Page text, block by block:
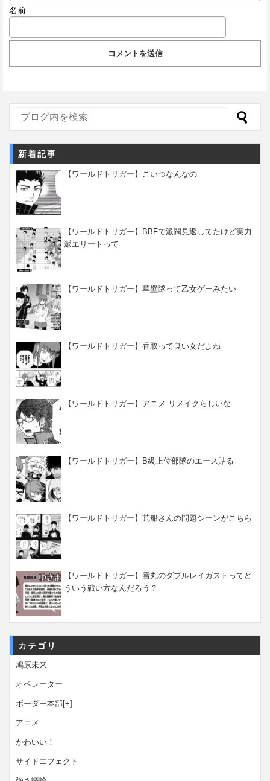
名前
新着記事
【ワールドトリガー】こいつなんなの
【ワールドトリガー】BBFで派閥見返してたけど実力
派エリートって
【ワールドトリガー】草壁隊って乙女ゲーみたい
【ワールドトリガー】香取って良い女だよね
【ワールドトリガー】アニメ リメイクらしいな
【ワールドトリガー】B級上位部隊のエース貼る
【ワールドトリガー】荒船さんの問題シーンがこちら
【ワールドトリガー】雪丸のダブルレイガストってど
ういう戦い方なんだろう？
カテゴリ
鳩原未来
オペレーター
ボーダー本部[+]
アニメ
かわいい！
サイドエフェクト